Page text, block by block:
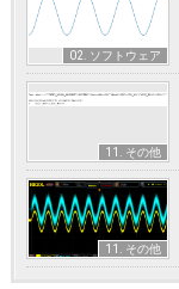
02. ソフトウェア
11. その他
11. その他